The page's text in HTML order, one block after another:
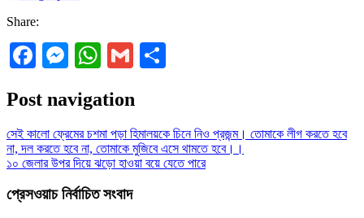
Share:
Facebook
Messenger
WhatsApp
Gmail
Post navigation
সেই কালো ফ্রেমের চশমা পড়া হিমালয়কে চিনে নিও প্রজন্ম। তোমাকে লীগ করতে হবে
না, দল করতে হবে না, তোমাকে মুজিবে এসে থামতে হবে।।
১০ জেলার উপর দিয়ে ঝড়ো হাওয়া বয়ে যেতে পারে
প্রেসওয়াচ নির্বাচিত সংবাদ